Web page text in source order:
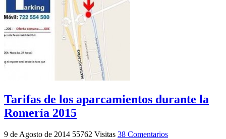
Tarifas de los aparcamientos durante la
Romería 2015
9 de Agosto de 2014 55762 Visitas 38 Comentarios